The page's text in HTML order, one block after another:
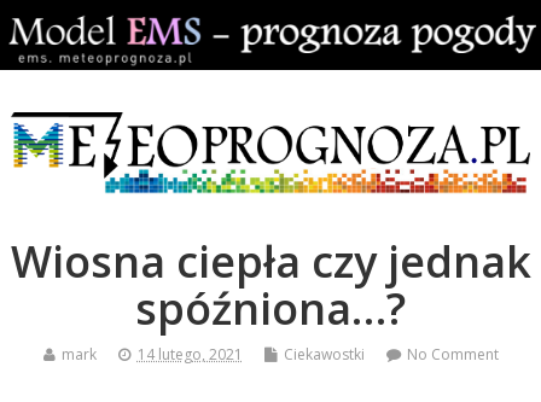
Wiosna ciepła czy jednak
spóźniona…?
mark 14 lutego, 2021 Ciekawostki No Comment